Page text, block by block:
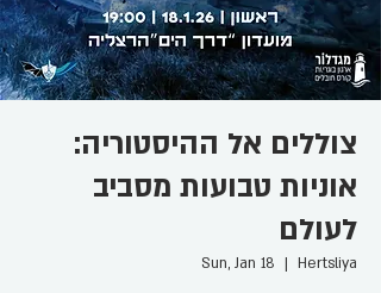
צוללים אל ההיסטוריה:
אוניות טבועות מסביב
לעולם
Sun, Jan 18
  |
Hertsliya